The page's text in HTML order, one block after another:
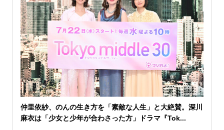
仲里依紗、のんの生き方を「素敵な人生」と大絶賛。深川
麻衣は「少女と少年が合わさった方」ドラマ『Tok...